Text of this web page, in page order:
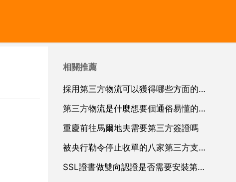
相關推薦
採用第三方物流可以獲得哪些方面的優勢如何理解第三方物流與第四
第三方物流是什麼想要個通俗易懂的答案
重慶前往馬爾地夫需要第三方簽證嗎
被央行勒令停止收單的八家第三方支付公司受到處罰的原因是什么
SSL證書做雙向認證是否需要安裝第三方的外掛程式